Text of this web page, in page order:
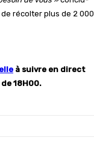
récolter plus de 2 000
à suivre en direct
18H00.